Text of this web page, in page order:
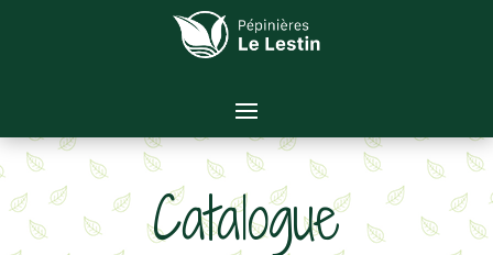
Catalogue